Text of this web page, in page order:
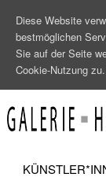
Diese Website
bestmöglichen
Sie auf der Seite
Cookie-Nutzung zu.